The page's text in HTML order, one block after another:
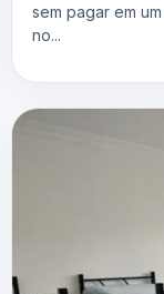
sem pagar em
no...